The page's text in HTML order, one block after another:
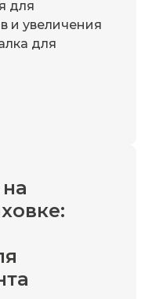
для
и увеличения
для